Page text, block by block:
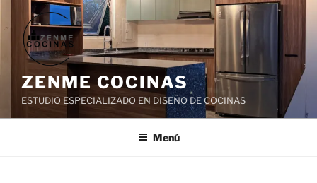
ZENME COCINAS
ESTUDIO ESPECIALIZADO EN DISEÑO DE COCINAS
Menú